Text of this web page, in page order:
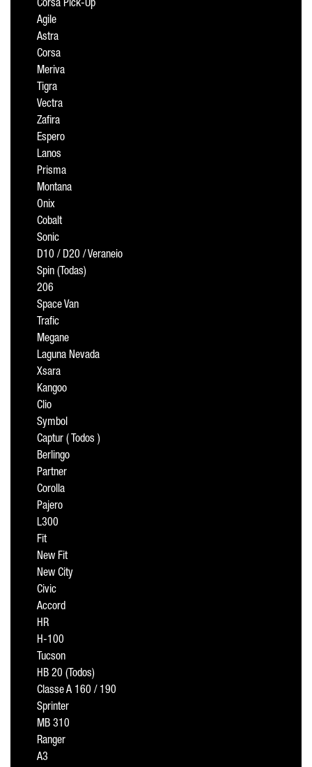
Corsa Pick-Up
Agile
Astra
Corsa
Meriva
Tigra
Vectra
Zafira
Espero
Lanos
Prisma
Montana
Onix
Cobalt
Sonic
D10 / D20 / Veraneio
Spin (Todas)
206
Space Van
Trafic
Megane
Laguna Nevada
Xsara
Kangoo
Clio
Symbol
Captur ( Todos )
Berlingo
Partner
Corolla
Pajero
L300
Fit
New Fit
New City
Civic
Accord
HR
H-100
Tucson
HB 20 (Todos)
Classe A 160 / 190
Sprinter
MB 310
Ranger
A3